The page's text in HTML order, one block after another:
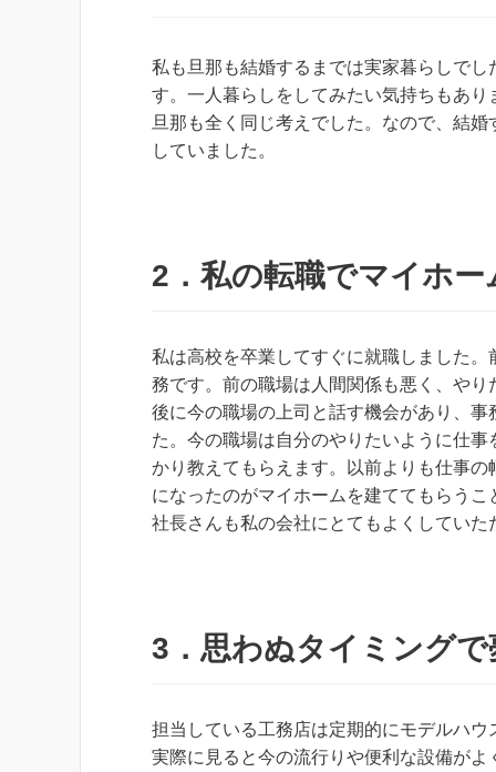
私も旦那も結婚するまでは実家暮らしで
す。一人暮らしをしてみたい気持ちもあ
旦那も全く同じ考えでした。なので、結
していました。
2．私の転職でマイホー
私は高校を卒業してすぐに就職しました
務です。前の職場は人間関係も悪く、や
後に今の職場の上司と話す機会があり、
た。今の職場は自分のやりたいように仕
かり教えてもらえます。以前よりも仕事
になったのがマイホームを建ててもらう
社長さんも私の会社にとてもよくしていた
3．思わぬタイミングで
担当している工務店は定期的にモデルハウ
実際に見ると今の流行りや便利な設備が